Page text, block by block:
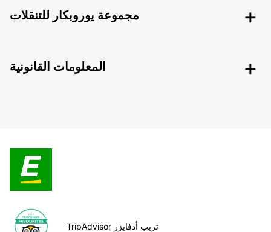
مجموعة يوروبكار للتنقلات
المعلومات القانونية
TripAdvisor تريب أدفايزر